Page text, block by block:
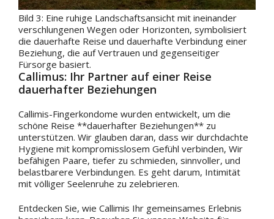
Bild 3: Eine ruhige Landschaftsansicht mit ineinander
verschlungenen Wegen oder Horizonten, symbolisiert
die dauerhafte Reise und dauerhafte Verbindung einer
Beziehung, die auf Vertrauen und gegenseitiger
Fürsorge basiert.
Callimus: Ihr Partner auf einer Reise
dauerhafter Beziehungen
Callimis-Fingerkondome wurden entwickelt, um die
schöne Reise **dauerhafter Beziehungen** zu
unterstützen. Wir glauben daran, dass wir durchdachte
Hygiene mit kompromisslosem Gefühl verbinden, Wir
befähigen Paare, tiefer zu schmieden, sinnvoller, und
belastbarere Verbindungen. Es geht darum, Intimität
mit völliger Seelenruhe zu zelebrieren.
Entdecken Sie, wie Callimis Ihr gemeinsames Erlebnis